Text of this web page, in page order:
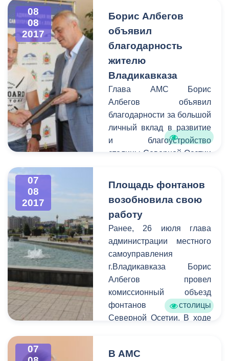
доказала свою
необходимость. По
мнению руководителя
АМС, именно на
балансовой комиссии
можно оценить
эффективность работы
управленческого состава
предприятия, провести
сводный анализ всех
показателей финансово-
обсудить планы
дальнейшей работы и
вектор развития
муниципальных
предприятий.
08
08
2017
Борис Албегов
объявил
благодарность
жителю
Владикавказа
Глава АМС Борис
Албегов объявил
благодарности за большой
личный вклад в развитие
и благоустройство
столицы Северной Осетии
07
08
2017
Площадь фонтанов
возобновила свою
работу
Ранее, 26 июля глава
администрации местного
самоуправления
г.Владикавказа Борис
Албегов провел
комиссионный объезд
фонтанов столицы
Северной Осетии. В ходе
благоустройства и
07
В АМС